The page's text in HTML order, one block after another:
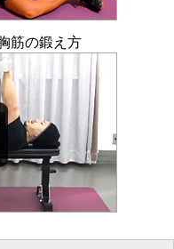
筋の鍛え方